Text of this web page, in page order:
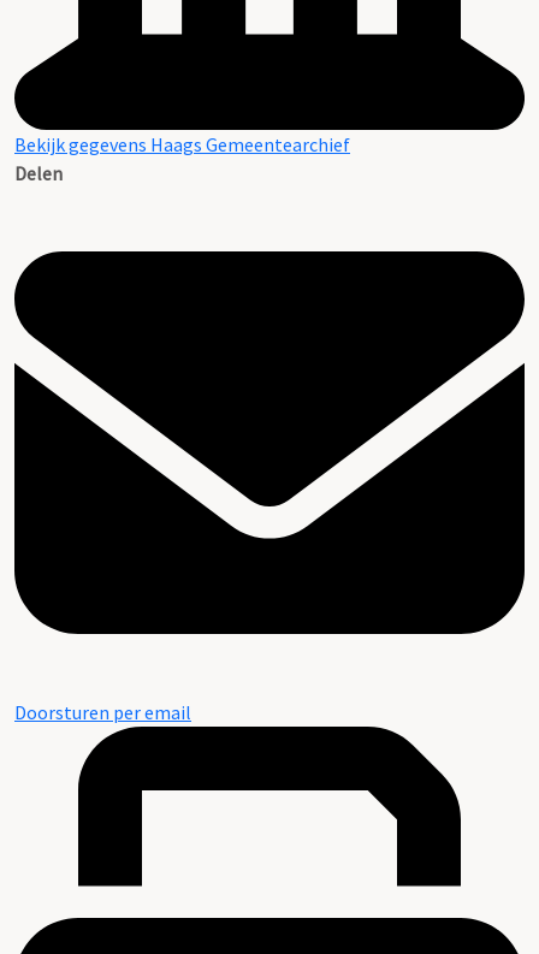
Bekijk gegevens Haags Gemeentearchief
Delen
Doorsturen per email